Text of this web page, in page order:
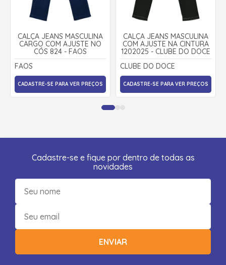
CALÇA JEANS MASCULINA
CARGO COM AJUSTE NO
CÓS 824 - FAOS
FAOS
CADASTRE-SE PARA VER PREÇOS
CALÇA JEANS MASCULINA
COM AJUSTE NA CINTURA
1202025 - CLUBE DO DOCE
CLUBE DO DOCE
CADASTRE-SE PARA VER PREÇOS
Cadastre-se e fique por dentro de todas as
novidades
ENVIAR